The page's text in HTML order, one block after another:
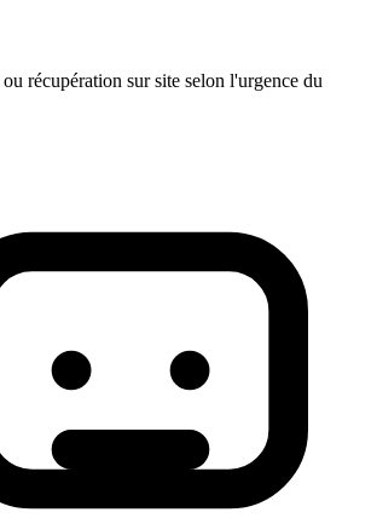
récupération sur site selon l'urgence du